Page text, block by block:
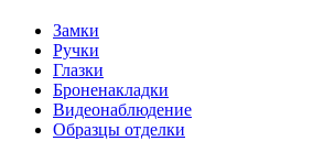
Замки
Ручки
Глазки
Броненакладки
Видеонаблюдение
Образцы отделки